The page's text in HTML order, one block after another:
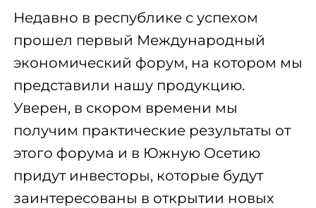
Недавно в республике с успехом
прошел первый Международный
экономический форум, на котором мы
представили нашу продукцию.
Уверен, в скором времени мы
получим практические результаты от
этого форума и в Южную Осетию
придут инвесторы, которые будут
заинтересованы в открытии новых